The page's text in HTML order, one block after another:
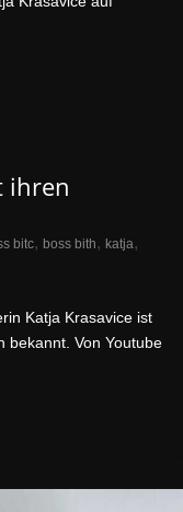
ihren
bitc, boss bith, katja,
Katja Krasavice ist
bekannt. Von Youtube